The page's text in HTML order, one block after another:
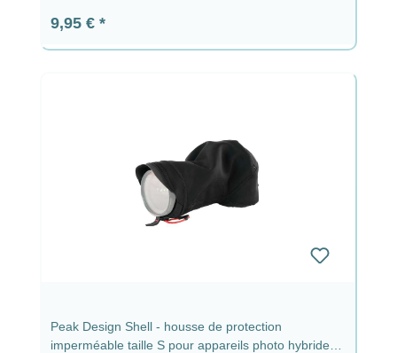
Prix régulier :
9,95 €
Peak Design Shell - housse de protection
imperméable taille S pour appareils photo hybrides